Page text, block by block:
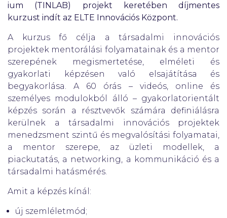
ium (TINLAB) projekt keretében díjmentes
kurzust indít az ELTE Innovációs Központ.
A kurzus fő célja a társadalmi innovációs
projektek mentorálási folyamatainak és a mentor
szerepének megismertetése, elméleti és
gyakorlati képzésen való elsajátítása és
begyakorlása. A 60 órás – videós, online és
személyes modulokból álló – gyakorlatorientált
képzés során a résztvevők számára definiálásra
kerülnek a társadalmi innovációs projektek
menedzsment szintű és megvalósítási folyamatai,
a mentor szerepe, az üzleti modellek, a
piackutatás, a networking, a kommunikáció és a
társadalmi hatásmérés.
Amit a képzés kínál:
új szemléletmód;